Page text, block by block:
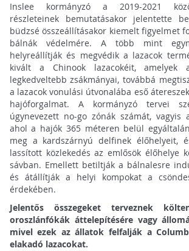
Inslee kormányzó a 2019-2021
részleteinek bemutatásakor jelentette
büdzsé összeállításakor kiemelt figyelmet
bálnák védelmére. A több mint
helyreállítják és megvédik a lazacok
kivált a Chinook lazacokéit, amelyek
legkedveltebb zsákmányai, továbbá
a lazacok vonulási útvonalába eső
hajóforgalmat. A kormányzó tervei
úgynevezett no-go zónák számát, vagyis
ahol a hajók 365 méteren belül
meg a kardszárnyú delfinek élőhelyeit,
lassított közlekedés az emlősök élőhelye
sávban. Emellett betiltják a bálnalesre
és átállítják a helyi kompokat a
érdekében.
Jelentős összegeket terveznek
oroszlánfókák áttelepítésére vagy
mivel ezek az állatok felfalják a
elakadó lazacokat.